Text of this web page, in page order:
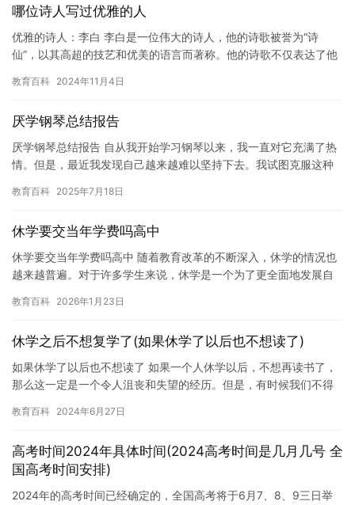
哪位诗人写过优雅的人
优雅的诗人：李白 李白是一位伟大的诗人，他的诗歌被誉为“诗
仙”，以其高超的技艺和优美的语言而著称。他的诗歌不仅表达了他
的…
教育百科 2024年11月4日
厌学钢琴总结报告
厌学钢琴总结报告 自从我开始学习钢琴以来，我一直对它充满了热
情。但是，最近我发现自己越来越难以坚持下去。我试图克服这种
分享…
教育百科 2025年7月18日
休学要交当年学费吗高中
休学要交当年学费吗高中 随着教育改革的不断深入，休学的情况也
越来越普遍。对于许多学生来说，休学是一个为了更全面地发展自
越受…
教育百科 2026年1月23日
休学之后不想复学了(如果休学了以后也不想读了)
如果休学了以后也不想读了 如果一个人休学以后，不想再读书了，
那么这一定是一个令人沮丧和失望的经历。但是，有时候我们不得
更好…
教育百科 2024年6月27日
高考时间2024年具体时间(2024高考时间是几月几号 全
国高考时间安排)
2024年的高考时间已经确定的，全国高考将于6月7、8、9三日举